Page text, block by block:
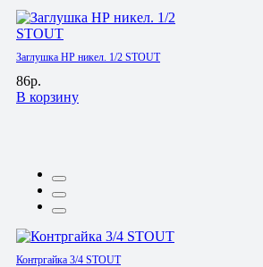
Заглушка НР никел. 1/2 STOUT
86р.
В корзину
Контргайка 3/4 STOUT